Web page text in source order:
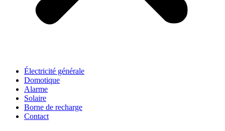
Électricité générale
Domotique
Alarme
Solaire
Borne de recharge
Contact